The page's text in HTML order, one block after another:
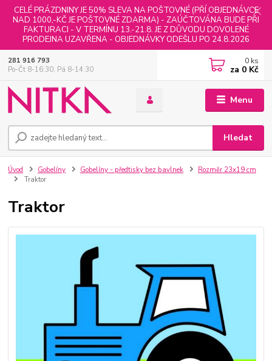
CELÉ PRÁZDNINY JE 50% SLEVA NA POŠTOVNÉ (PŘÍ OBJEDNÁVCE
NAD 1000,-KČ JE POŠTOVNÉ ZDARMA) - ZAÚČTOVÁNA BUDE PŘI
FAKTURACI - V TERMÍNU 13.-21.8. JE Z DŮVODU DOVOLENÉ
PRODEJNA UZAVŘENA - OBJEDNÁVKY ODEŠLU PO 24.8.2026
Menu
Hledat
281 916 793
Po-Čt 8-16:30, Pá 8-14:30
0 ks
za 0 Kč
Úvod Gobelíny Gobelíny - předtisky bez bavlnek
Rozměr 23x19 cm
Traktor
Traktor